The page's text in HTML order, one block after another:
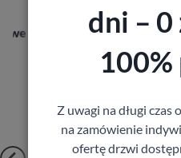
Porta
1
dni – 0
Z uwagi na długi
na zamówienie
ofertę drzwi